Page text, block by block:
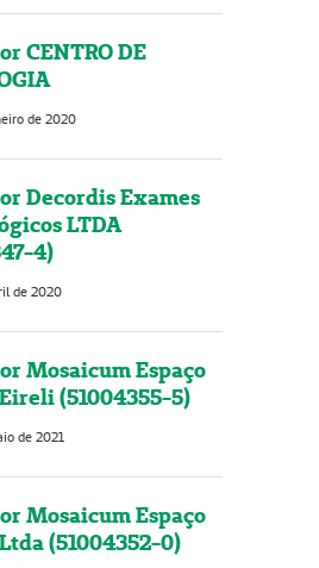
CENTRO DE
de 2020
Decordis Exames
LTDA
4)
de 2020
Mosaicum Espaço
(51004355-5)
de 2021
Mosaicum Espaço
(51004352-0)